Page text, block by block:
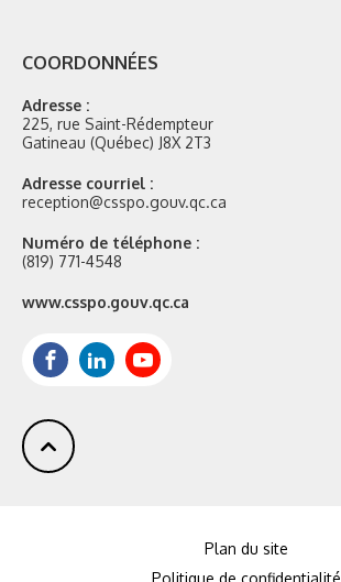
COORDONNÉES
Adresse :
225, rue Saint-Rédempteur
Gatineau (Québec) J8X 2T3
Adresse courriel :
reception@csspo.gouv.qc.ca
Numéro de téléphone :
(819) 771-4548
Site
www.csspo.gouv.qc.ca
FacebookLinkedInYoutube
Plan du site
Politique de confidentialité